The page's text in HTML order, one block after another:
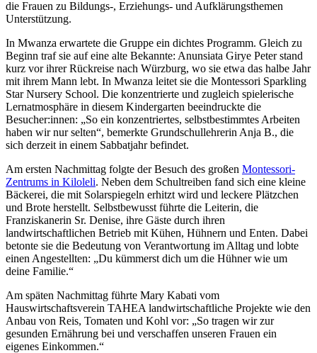
die Frauen zu Bildungs-, Erziehungs- und Aufklärungsthemen
Unterstützung.
In Mwanza erwartete die Gruppe ein dichtes Programm. Gleich zu
Beginn traf sie auf eine alte Bekannte: Anunsiata Girye Peter stand
kurz vor ihrer Rückreise nach Würzburg, wo sie etwa das halbe Jahr
mit ihrem Mann lebt. In Mwanza leitet sie die Montessori Sparkling
Star Nursery School. Die konzentrierte und zugleich spielerische
Lernatmosphäre in diesem Kindergarten beeindruckte die
Besucher:innen: „So ein konzentriertes, selbstbestimmtes Arbeiten
haben wir nur selten“, bemerkte Grundschullehrerin Anja B., die
sich derzeit in einem Sabbatjahr befindet.
Am ersten Nachmittag folgte der Besuch des großen Montessori-
Zentrums in Kiloleli. Neben dem Schultreiben fand sich eine kleine
Bäckerei, die mit Solarspiegeln erhitzt wird und leckere Plätzchen
und Brote herstellt. Selbstbewusst führte die Leiterin, die
Franziskanerin Sr. Denise, ihre Gäste durch ihren
landwirtschaftlichen Betrieb mit Kühen, Hühnern und Enten. Dabei
betonte sie die Bedeutung von Verantwortung im Alltag und lobte
einen Angestellten: „Du kümmerst dich um die Hühner wie um
deine Familie.“
Am späten Nachmittag führte Mary Kabati vom
Hauswirtschaftsverein TAHEA landwirtschaftliche Projekte wie den
Anbau von Reis, Tomaten und Kohl vor: „So tragen wir zur
gesunden Ernährung bei und verschaffen unseren Frauen ein
eigenes Einkommen.“